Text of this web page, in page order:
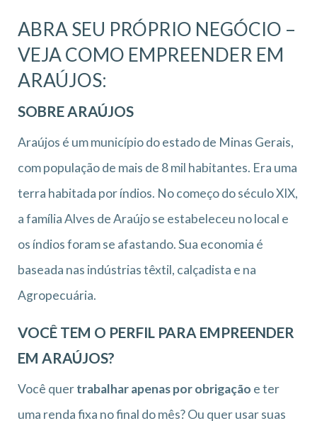
ABRA SEU PRÓPRIO NEGÓCIO –
VEJA COMO EMPREENDER EM
ARAÚJOS:
SOBRE ARAÚJOS
Araújos é um município do estado de Minas Gerais,
com população de mais de 8 mil habitantes. Era uma
terra habitada por índios. No começo do século XIX,
a família Alves de Araújo se estabeleceu no local e
os índios foram se afastando. Sua economia é
baseada nas indústrias têxtil, calçadista e na
Agropecuária.
VOCÊ TEM O PERFIL PARA EMPREENDER
EM ARAÚJOS?
Você quertrabalhar apenas por obrigação e ter
uma renda fixa no final do mês? Ou quer usar suas